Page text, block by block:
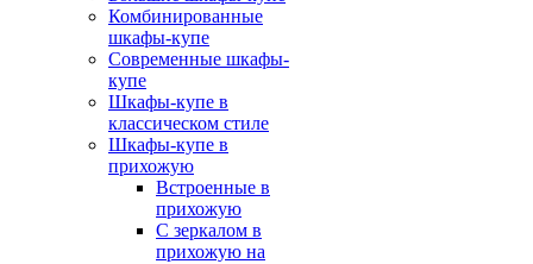
Комбинированные
шкафы-купе
Современные шкафы-
купе
Шкафы-купе в
классическом стиле
Шкафы-купе в
прихожую
Встроенные в
прихожую
С зеркалом в
прихожую на